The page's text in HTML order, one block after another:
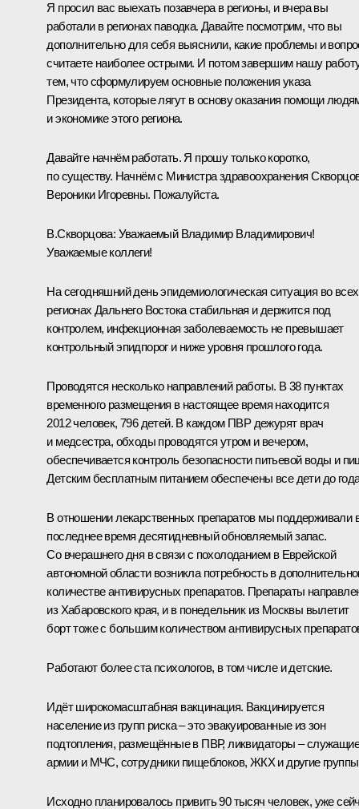
Я просил вас выехать позавчера в регионы, и вчера вы
работали в регионах паводка. Давайте посмотрим, что вы
дополнительно для себя выяснили, какие проблемы и
считаете наиболее острыми. И потом завершим нашу
тем, что сформулируем основные положения указа
Президента, которые лягут в основу оказания помощи
и экономике этого региона.
Давайте начнём работать. Я прошу только коротко,
по существу. Начнём с Министра здравоохранения
Вероники Игоревны. Пожалуйста.
В.Скворцова: Уважаемый Владимир Владимирович!
Уважаемые коллеги!
На сегодняшний день эпидемиологическая ситуация во всех
регионах Дальнего Востока стабильная и держится под
контролем, инфекционная заболеваемость не превышает
контрольный эпидпорог и ниже уровня прошлого года.
Проводятся несколько направлений работы. В 38 пунктах
временного размещения в настоящее время находится
2012 человек, 796 детей. В каждом ПВР дежурят врач
и медсестра, обходы проводятся утром и вечером,
обеспечивается контроль безопасности питьевой воды и
Детским бесплатным питанием обеспечены все дети до
В отношении лекарственных препаратов мы поддерживали
последнее время десятидневный обновляемый запас.
Со вчерашнего дня в связи с похолоданием в Еврейской
автономной области возникла потребность в
количестве антивирусных препаратов. Препараты
из Хабаровского края, и в понедельник из Москвы вылетит
борт тоже с большим количеством антивирусных
Работают более ста психологов, в том числе и детские.
Идёт широкомасштабная вакцинация. Вакцинируется
население из групп риска – это эвакуированные из зон
подтопления, размещённые в ПВР, ликвидаторы – служащие
армии и МЧС, сотрудники пищеблоков, ЖКХ и другие
Исходно планировалось привить 90 тысяч человек, уже